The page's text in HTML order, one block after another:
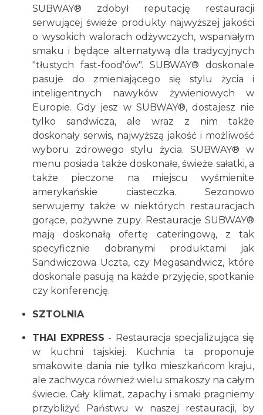
SUBWAY® zdobył reputację restauracji
serwującej świeże produkty najwyższej jakości
o wysokich walorach odżywczych, wspaniałym
smaku i będące alternatywą dla tradycyjnych
"tłustych fast-food'ów". SUBWAY® doskonale
pasuje do zmieniającego się stylu życia i
inteligentnych nawyków żywieniowych w
Europie. Gdy jesz w SUBWAY®, dostajesz nie
tylko sandwicza, ale wraz z nim także
doskonały serwis, najwyższą jakość i możliwość
wyboru zdrowego stylu życia. SUBWAY® w
menu posiada także doskonałe, świeże sałatki, a
także pieczone na miejscu wyśmienite
amerykańskie ciasteczka. Sezonowo
serwujemy także w niektórych restauracjach
gorące, pożywne zupy. Restauracje SUBWAY®
mają doskonałą ofertę cateringową, z tak
specyficznie dobranymi produktami jak
Sandwiczowa Uczta, czy Megasandwicz, które
doskonale pasują na każde przyjęcie, spotkanie
czy konferencję.
SZTOLNIA
THAI EXPRESS - Restauracja specjalizująca się
w kuchni tajskiej. Kuchnia ta proponuje
smakowite dania nie tylko mieszkańcom kraju,
ale zachwyca również wielu smakoszy na całym
świecie. Cały klimat, zapachy i smaki pragniemy
przybliżyć Państwu w naszej restauracji, by